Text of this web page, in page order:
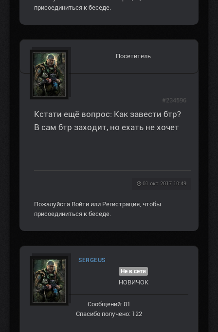
присоединиться к беседе.
Посетитель
Кстати ещё вопрос: Как завести бтр?
В сам бтр заходит, но ехать не хочет
01 окт 2017 10:49
#234596
Пожалуйста Войти или Регистрация, чтобы
присоединиться к беседе.
SERGEUS
Не в сети
НОВИЧОК
Сообщений: 81
Спасибо получено: 122